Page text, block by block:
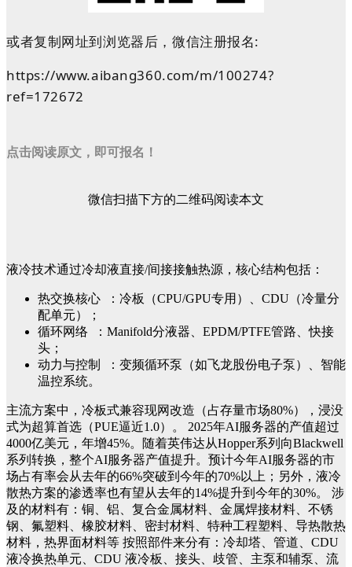
或者复制网址到浏览器后，微信注册报名:
https://www.aibang360.com/m/100274?
ref=172672
点击阅读原文，即可报名！
微信扫描下方的二维码阅读本文
液冷技术通过冷却液直接/间接接触热源，核心结构包括：
热交换核心 ：冷板（CPU/GPU专用）、CDU（冷量分
配单元）；
循环网络 ：Manifold分液器、EPDM/PTFE管路、快接
头；
动力与控制 ：变频循环泵（如飞龙股份电子泵）、智能
温控系统。
主流方案中，冷板式兼容现网改造（占存量市场80%），浸没
式为超算首选（PUE逼近1.0）。
2025年AI服务器的产值超过
4000亿美元，年增45%。随着英伟达从Hopper系列向Blackwell
系列转换，整个AI服务器产值提升。预计今年AI服务器的市
场占有率会从去年的66%突破到今年的70%以上；另外，液冷
散热方案的渗透率也有望从去年的14%提升到今年的30%。
涉
及的材料有：铜、铝、复合金属材料、金属焊接材料、不锈
钢、氟塑料、橡胶材料、密封材料、特种工程塑料、导热散热
材料，热界面材料等 按照部件来分有：冷却塔、管道、 CDU
液冷换热单元
CDU 液冷板、接头、歧管、主泵和辅泵、流